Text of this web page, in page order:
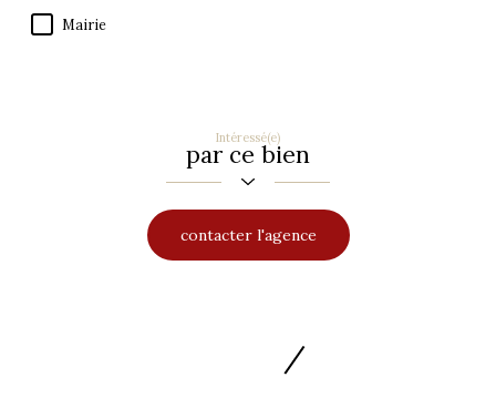
Mairie
Intéressé(e)
par ce bien
contacter l'agence